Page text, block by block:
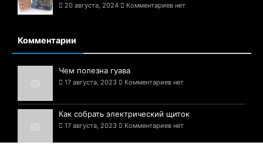
20 августа, 2024 Комментариев нет
Комментарии
Чем полезна гуава
17 августа, 2023 Комментариев нет
Как собрать электрический щиток
17 августа, 2023 Комментариев нет